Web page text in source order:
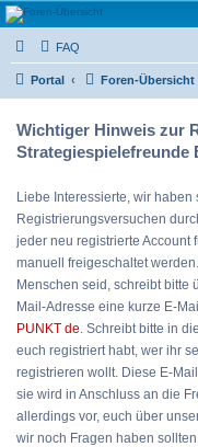
Bad Emstal e.V.
Das Forum der
FAQ
Portal Foren-Übersicht
Wichtiger Hinweis zur
Strategiespielefreunde
Liebe Interessierte, wir
Registrierungsversuchen
jeder neu registrierte Account
manuell freigeschaltet
Menschen seid, schreibt bitte
Mail-Adresse eine kurze E-
PUNKT de. Schreibt bitte in
euch registriert habt, wer ihr
registrieren wollt. Diese E-
sie wird in Anschluss an die
allerdings vor, euch über
wir noch Fragen haben